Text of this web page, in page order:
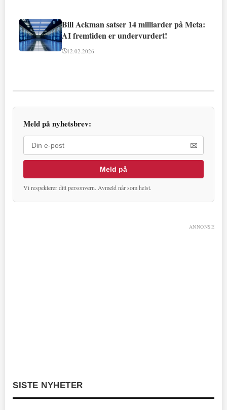
Bill Ackman satser 14 milliarder på Meta:
AI fremtiden er undervurdert!
12.02.2026
Meld på nyhetsbrev:
✉
Meld på
Vi respekterer ditt personvern. Avmeld når som helst.
ANNONSE
SISTE NYHETER